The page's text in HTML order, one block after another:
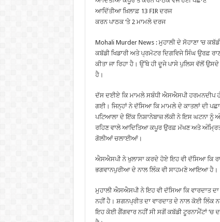
ਆਦਿੱਤੀਆ ਖ਼ਿਲਾਫ਼ 13 FIR ਦਰਜ
ਕਰਨ ਪਾਠਕ ‘ਤੇ 2 ਮਾਮਲੇ ਦਰਜ
Mohali Murder News : ਮੁਹਾਲੀ ਦੇ ਸੋਹਾਣਾ ’ਚ
ਕਬੱਡੀ ਖਿਡਾਰੀ ਅਤੇ ਪ੍ਰਮੋਟਰ ਦਿਗਵਿਜੇ ਸਿੰਘ ਉਰਫ਼
ਕੀਤਾ ਜਾ ਰਿਹਾ ਹੈ। ਉੱਥੇ ਹੀ ਦੂਜੇ ਪਾਸੇ ਪੁਲਿਸ ਵੱਲੋਂ ਉਸਦੇ
ਹੈ।
ਦੱਸ ਦਈਏ ਕਿ ਮਾਮਲੇ ਸਬੰਧੀ ਐਸਐਸਪੀ ਹਰਮਨਦੀਪ
ਗਈ। ਜਿਨ੍ਹਾਂ ਨੇ ਦੱਸਿਆ ਕਿ ਮਾਮਲੇ ਦੇ ਕਾਤਲਾਂ ਦੀ
ਪਟਿਆਲਾ ਦੇ ਇੱਕ ਨਿਸ਼ਾਨੇਬਾਜ਼ ਲੱਕੀ ਨੇ ਇਸ ਘਟਨਾ ਨੂੰ
ਰਹਿਣ ਵਾਲੇ ਆਦਿਤਿਆ ਕਪੂਰ ਉਰਫ਼ ਮੱਖਣ ਅਤੇ
ਗੋਲੀਆਂ ਚਲਾਈਆਂ।
ਐਸਐਸਪੀ ਨੇ ਖੁਲਾਸਾ ਕਰਦੇ ਹੋਏ ਇਹ ਵੀ ਦੱਸਿਆ ਕਿ
ਭਗਵਾਨਪੁਰੀਆ ਦੇ ਨਾਲ ਲਿੰਕ ਵੀ ਸਾਹਮਣੇ ਆਇਆ ਹੈ।
ਮੁਹਾਲੀ ਐਸਐਸਪੀ ਨੇ ਇਹ ਵੀ ਦੱਸਿਆ ਕਿ ਵਾਰਦਾਤ
ਨਹੀਂ ਹੈ। ਸ਼ਗਨਪ੍ਰੀਤ ਦਾ ਵਾਰਦਾਤ ਦੇ ਨਾਲ ਕੋਈ ਲਿੰਕ
ਇਹ ਕੋਈ ਗੈਂਗਵਾਰ ਨਹੀਂ ਸੀ ਸਗੋਂ ਕਬੱਡੀ ਟੂਰਨਾਮੈਂਟਾਂ ’ਚ